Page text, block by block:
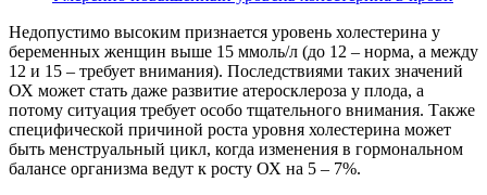
Недопустимо высоким признается уровень холестерина у
беременных женщин выше 15 ммоль/л (до 12 – норма, а между
12 и 15 – требует внимания). Последствиями таких значений
ОХ может стать даже развитие атеросклероза у плода, а
потому ситуация требует особо тщательного внимания. Также
специфической причиной роста уровня холестерина может
быть менструальный цикл, когда изменения в гормональном
балансе организма ведут к росту ОХ на 5 – 7%.